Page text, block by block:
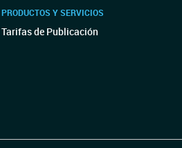
PRODUCTOS Y SERVICIOS
Tarifas de Publicación